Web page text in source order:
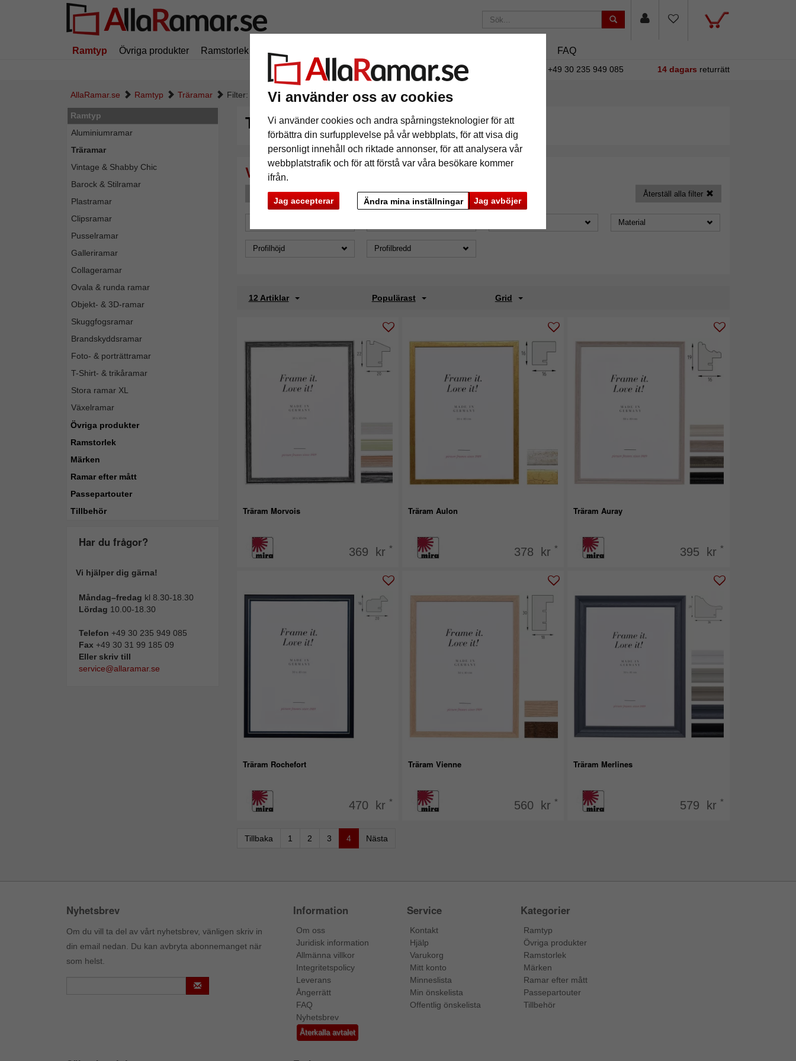
Vi använder oss av cookies
Vi använder cookies och andra spårningsteknologier för att
förbättra din surfupplevelse på vår webbplats, för att visa dig
personligt innehåll och riktade annonser, för att analysera vår
webbplatstrafik och för att förstå var våra besökare kommer
ifrån.
Jag accepterar Jag avböjer
Ändra mina inställningar
Ramtyp Övriga produkter Ramstorlek Märken FAQ
195 kr i leveranskostnad.Oavsett hur mycket du beställer. +49 30 235 949 085 14 dagars returrätt
AllaRamar.se Ramtyp Träramar Filter: Format: 25x35
Ramtyp
Aluminiumramar
Träramar
Vintage & Shabby Chic
Barock & Stilramar
Plastramar
Clipsramar
Pusselramar
Galleriramar
Collageramar
Ovala & runda ramar
Objekt- & 3D-ramar
Skuggfogsramar
Brandskyddsramar
Foto- & porträttramar
T-Shirt- & trikåramar
Stora ramar XL
Växelramar
Övriga produkter
Ramstorlek
Märken
Ramar efter mått
Passepartouter
Tillbehör
Har du frågor?
Vi hjälper dig gärna!
Måndag–fredag kl 8.30-18.30
Lördag 10.00-18.30
Telefon +49 30 235 949 085
Fax +49 30 31 99 185 09
Eller skriv till
service@allaramar.se
Träramar
Återställ alla filter
Format: 25x35
Material
Profilhöjd Profilbredd
12 Artiklar Populärast Grid
Träram Morvois
369 kr *
Träram Aulon
378 kr *
Träram Auray
395 kr *
Träram Rochefort
470 kr *
Träram Vienne
560 kr *
Träram Merlines
579 kr *
Tillbaka 1 2 3 4 Nästa
Nyhetsbrev
Om du vill ta del av vårt nyhetsbrev, vänligen skriv in
din email nedan. Du kan avbryta abonnemanget när
som helst.
Information
Om oss
Juridisk information
Allmänna villkor
Integritetspolicy
Leverans
Ångerrätt
FAQ
Nyhetsbrev
Återkalla avtalet
Service
Kontakt
Hjälp
Varukorg
Mitt konto
Minneslista
Min önskelista
Offentlig önskelista
Kategorier
Ramtyp
Övriga produkter
Ramstorlek
Märken
Ramar efter mått
Passepartouter
Tillbehör